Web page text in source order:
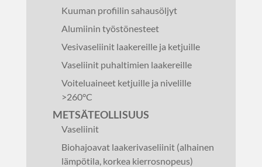
Kuuman profiilin sahausöljyt
Alumiinin työstönesteet
Vesivaseliinit laakereille ja ketjuille
Vaseliinit puhaltimien laakereille
Voiteluaineet ketjuille ja nivelille
>260°C
METSÄTEOLLISUUS
Vaseliinit
Biohajoavat laakerivaseliinit (alhainen
lämpötila, korkea kierrosnopeus)